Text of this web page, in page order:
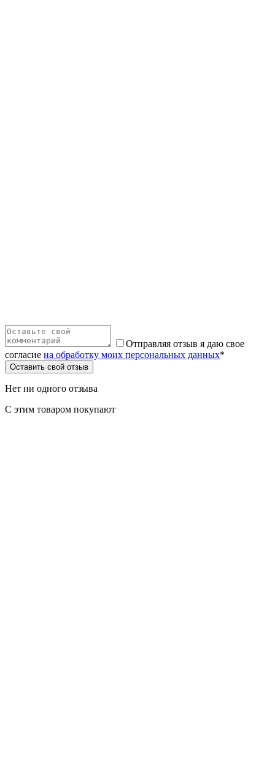
Отправляя отзыв я даю свое
согласие на обработку моих персональных данных*
Оставить свой отзыв
Нет ни одного отзыва
С этим товаром покупают